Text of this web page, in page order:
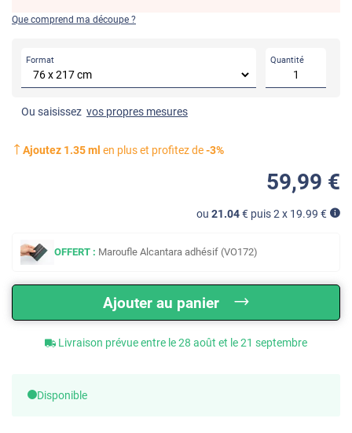
Que comprend ma découpe ?
Format Quantité
Ou saisissez vos propres mesures
Ajoutez 1.35ml en plus et profitez de-3%
59,99 €
ou 21.04€ puis 2 x 19.99 €
OFFERT : Maroufle Alcantara adhésif (VO172)
Ajouter au panier
Livraison prévue entre le 28 août et le 21 septembre
Disponible